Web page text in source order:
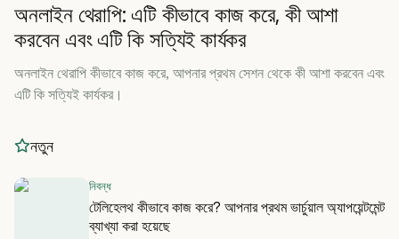
অনলাইন থেরাপি: এটি কীভাবে কাজ করে, কী আশা
করবেন এবং এটি কি সত্যিই কার্যকর
অনলাইন থেরাপি কীভাবে কাজ করে, আপনার প্রথম সেশন থেকে কী আশা করবেন এবং
এটি কি সত্যিই কার্যকর।
নতুন
নিবন্ধ
টেলিহেলথ কীভাবে কাজ করে? আপনার প্রথম ভার্চুয়াল অ্যাপয়েন্টমেন্ট
ব্যাখ্যা করা হয়েছে